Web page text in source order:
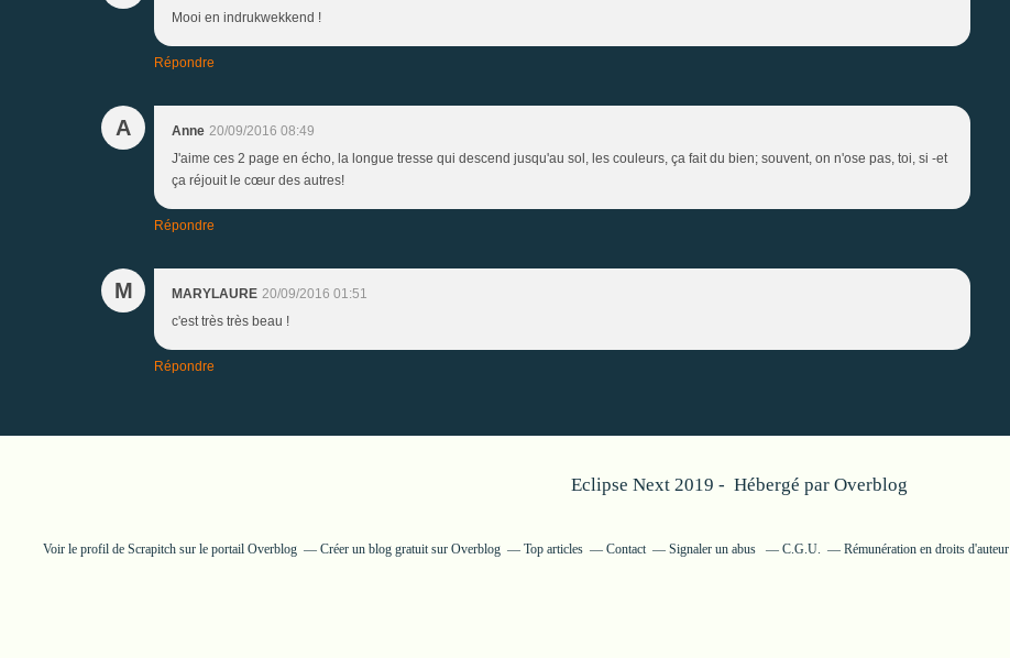
Mooi en indrukwekkend !
Répondre
A Anne 20/09/2016 08:49
J'aime ces 2 page en écho, la longue tresse qui descend jusqu'au sol, les couleurs, ça fait du bien; souvent, on n'ose pas, toi, si -et
ça réjouit le cœur des autres!
Répondre
M MARYLAURE 20/09/2016 01:51
c'est très très beau !
Répondre
Eclipse Next 2019 - Hébergé par Overblog
Voir le profil de Scrapitchsur le portail Overblog Créer un blog gratuit sur Overblog Top articles Contact Signaler un abus C.G.U. Rémunération en droits d'auteur